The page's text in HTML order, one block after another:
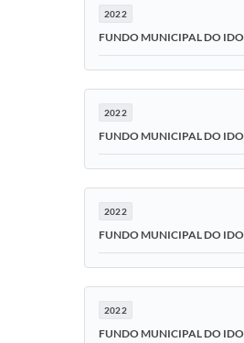
2022
FUNDO MUNICIPAL DO
2022
FUNDO MUNICIPAL DO
2022
FUNDO MUNICIPAL DO
2022
FUNDO MUNICIPAL DO